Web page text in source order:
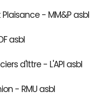
- MM&P asbl
- YCDF
d'Ittre - L'API asbl
- RMU asbl